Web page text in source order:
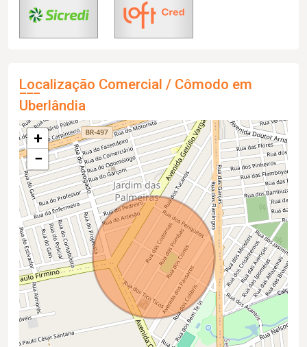
Localização Comercial / Cômodo em
Uberlândia
+
−